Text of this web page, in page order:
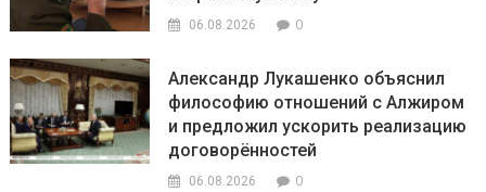
06.08.2026 0
Александр Лукашенко объяснил
философию отношений с Алжиром
и предложил ускорить реализацию
договорённостей
06.08.2026 0